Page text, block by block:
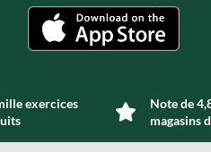
exercices
Note de
magasins